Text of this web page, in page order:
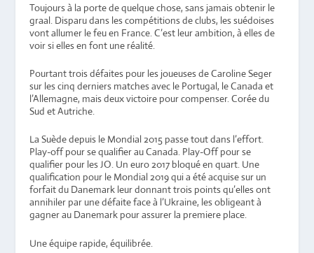
Toujours à la porte de quelque chose, sans jamais obtenir le
graal. Disparu dans les compétitions de clubs, les suédoises
vont allumer le feu en France. C’est leur ambition, à elles de
voir si elles en font une réalité.
Pourtant trois défaites pour les joueuses de Caroline Seger
sur les cinq derniers matches avec le Portugal, le Canada et
l’Allemagne, mais deux victoire pour compenser. Corée du
Sud et Autriche.
La Suède depuis le Mondial 2015 passe tout dans l’effort.
Play-off pour se qualifier au Canada. Play-Off pour se
qualifier pour les JO. Un euro 2017 bloqué en quart. Une
qualification pour le Mondial 2019 qui a été acquise sur un
forfait du Danemark leur donnant trois points qu’elles ont
annihiler par une défaite face à l’Ukraine, les obligeant à
gagner au Danemark pour assurer la premiere place.
Une équipe rapide, équilibrée.